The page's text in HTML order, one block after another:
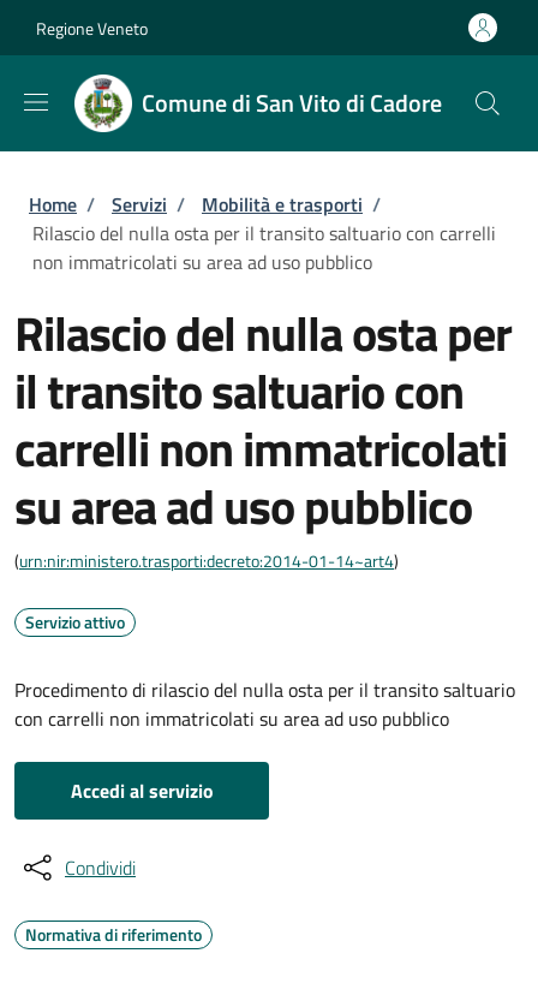
Regione Veneto
Comune di San Vito di Cadore
Briciole di pane
Home / Servizi / Mobilità e trasporti /
Rilascio del nulla osta per il transito saltuario con carrelli
non immatricolati su area ad uso pubblico
Rilascio del nulla osta per
il transito saltuario con
carrelli non immatricolati
su area ad uso pubblico
(urn:nir:ministero.trasporti:decreto:2014-01-14~art4)
Servizio attivo
Procedimento di rilascio del nulla osta per il transito saltuario
con carrelli non immatricolati su area ad uso pubblico
Accedi al servizio
Condividi
Normativa di riferimento